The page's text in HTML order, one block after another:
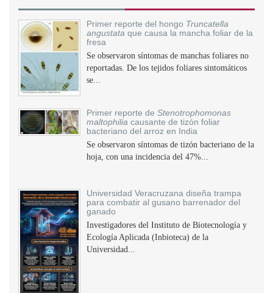
Primer reporte del hongo Truncatella
angustata que causa la mancha foliar de la
fresa
Se observaron síntomas de manchas foliares no
reportadas. De los tejidos foliares sintomáticos
se...
Primer reporte de Stenotrophomonas
maltophilia causante de tizón foliar
bacteriano del arroz en India
Se observaron síntomas de tizón bacteriano de la
hoja, con una incidencia del 47%...
Universidad Veracruzana diseña trampa
para combatir al gusano barrenador del
ganado
Investigadores del Instituto de Biotecnología y
Ecología Aplicada (Inbioteca) de la
Universidad...